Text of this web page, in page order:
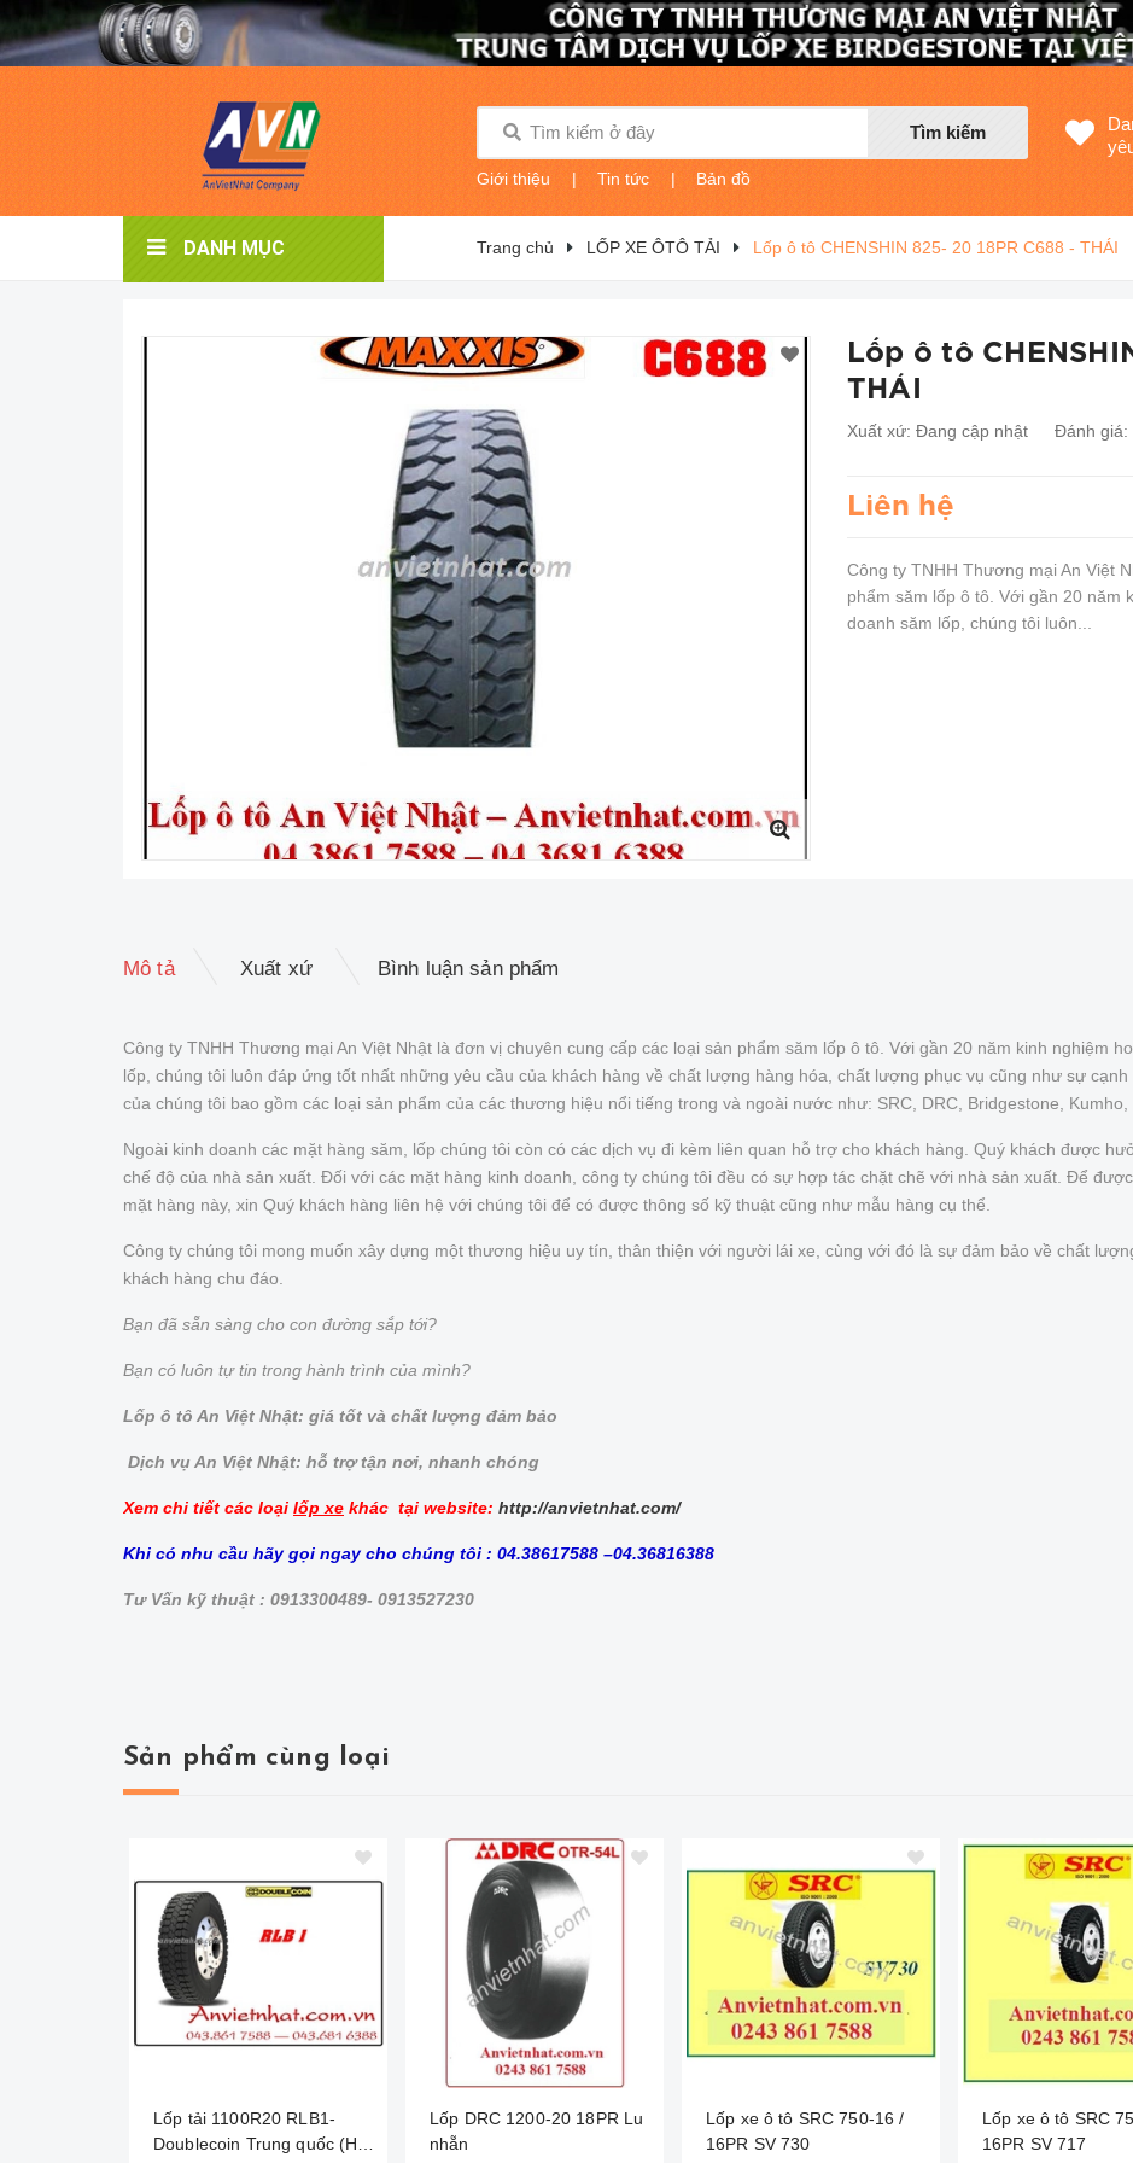
Tìm kiếm
Giới thiệu | Tin tức | Bản đồ
DANH MỤC Trang chủ LỐP XE ÔTÔ TẢI Lốp ô tô CHENSHIN 825- 20 18PR C688 - THÁI
Lốp ô tô
THÁI
Xuất xứ: Đang cập nhật Đánh giá:
Liên hệ
Công ty TNHH Thương mại An Việt
phẩm săm lốp ô tô. Với gần 20 năm
doanh săm lốp, chúng tôi luôn...
Mô tả Xuất xứ Bình luận sản phẩm
Công ty TNHH Thương mại An Việt Nhật là đơn vị chuyên cung cấp các loại sản phẩm săm lốp ô tô. Với gần 20 năm kinh nghiệm
lốp, chúng tôi luôn đáp ứng tốt nhất những yêu cầu của khách hàng về chất lượng hàng hóa, chất lượng phục vụ cũng như sự
của chúng tôi bao gồm các loại sản phẩm của các thương hiệu nổi tiếng trong và ngoài nước như: SRC, DRC, Bridgestone, Kumho,
Ngoài kinh doanh các mặt hàng săm, lốp chúng tôi còn có các dịch vụ đi kèm liên quan hỗ trợ cho khách hàng. Quý khách được
chế độ của nhà sản xuất. Đối với các mặt hàng kinh doanh, công ty chúng tôi đều có sự hợp tác chặt chẽ với nhà sản xuất. Để
mặt hàng này, xin Quý khách hàng liên hệ với chúng tôi để có được thông số kỹ thuật cũng như mẫu hàng cụ thể.
Công ty chúng tôi mong muốn xây dựng một thương hiệu uy tín, thân thiện với người lái xe, cùng với đó là sự đảm bảo về chất
khách hàng chu đáo.
Bạn đã sẵn sàng cho con đường sắp tới?
Bạn có luôn tự tin trong hành trình của mình?
Lốp ô tô An Việt Nhật: giá tốt và chất lượng đảm bảo
Dịch vụ An Việt Nhật: hỗ trợ tận nơi, nhanh chóng
Xem chi tiết các loại lốp xe khác tại website: http://anvietnhat.com/
Khi có nhu cầu hãy gọi ngay cho chúng tôi : 04.38617588 –04.36816388
Tư Vấn kỹ thuật : 0913300489- 0913527230
Sản phẩm cùng loại
Lốp tải 1100R20 RLB1-
Doublecoin Trung quốc (Hai
Lốp DRC 1200-20 18PR Lu
nhẵn
Lốp xe ô tô SRC 750-16 /
16PR SV 730
Lốp xe ô tô SRC
16PR SV 717